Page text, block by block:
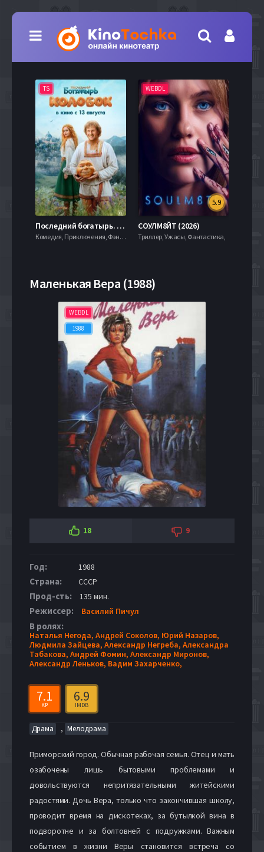
TS
Последний богатырь. Колобок (2026)
Комедия, Приключения, Фэнтези,
WEBDL
5.9
СОУЛМ8ЙТ (2026)
Триллер, Ужасы, Фантастика,
Маленькая Вера (1988)
WEBDL
1988
18 9
Год: 1988
Страна: СССР
Прод-сть: 135 мин.
Режиссер: Василий Пичул
В ролях:
Наталья Негода, Андрей Соколов, Юрий Назаров,
Людмила Зайцева, Александр Негреба, Александра
Табакова, Андрей Фомин, Александр Миронов,
Александр Леньков, Вадим Захарченко,
7.1
KP
6.9
IMDB
Драма , Мелодрама
Приморский город. Обычная рабочая семья. Отец и мать
озабочены лишь бытовыми проблемами и
довольствуются непритязательными житейскими
радостями. Дочь Вера, только что закончившая школу,
проводит время на дискотеках, за бутылкой вина в
подворотне и за болтовней с подружками. Важным
событием в жизни Веры становится встреча со